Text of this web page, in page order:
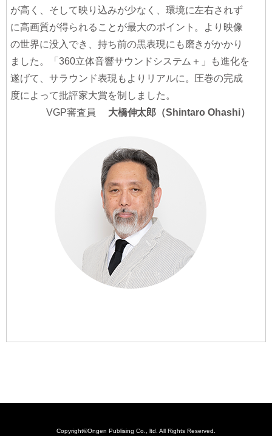
が高く、そして映り込みが少なく、環境に左右されず
に高画質が得られることが最大のポイント。より映像
の世界に没入でき、持ち前の黒表現にも磨きがかかり
ました。「360立体音響サウンドシステム＋」も進化を
遂げて、サラウンド表現もよりリアルに。圧巻の完成
度によって批評家大賞を制しました。
VGP審査員 大橋伸太郎（Shintaro Ohashi）
Copyright©Ongen Publising Co., ltd. All Rights Reserved.